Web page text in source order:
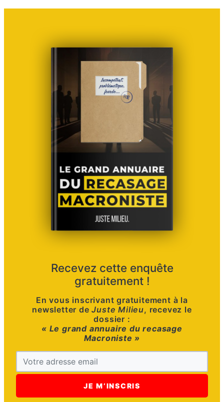
Recevez cette enquête
gratuitement !
En vous inscrivant gratuitement à la
newsletter deJuste Milieu, recevez le
dossier :
« Le grand annuaire du recasage
Macroniste »